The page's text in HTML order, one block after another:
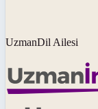
UzmanDil Ailesi